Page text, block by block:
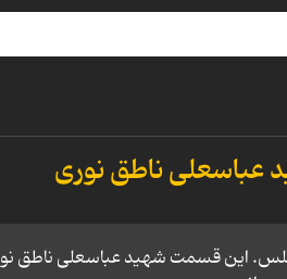
ناطق نوری
این قسمت شهید عباسعلی ناطق نوری